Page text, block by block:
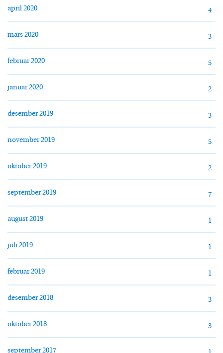
april 2020 4
mars 2020 3
februar 2020 5
januar 2020 2
desember 2019 3
november 2019 5
oktober 2019 2
september 2019 7
august 2019 1
juli 2019 1
februar 2019 1
desember 2018 3
oktober 2018 3
september 2017